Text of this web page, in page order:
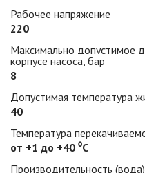
Рабочее напряжение
220
Максимально допустимое
корпусе насоса, бар
8
Допустимая температура
40
Температура
от +1 до +40 ⁰С
Производительность